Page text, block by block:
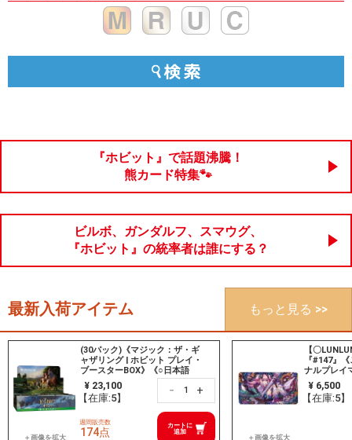
『ホビット』で話題沸騰！
熊カード特集🐾
ビルボ、ガンダルフ、スマウグ、
『ホビット』の統率者は誰にする？
最新入荷アイテム もっと見る >>
(30パック)《マジック：ザ・ギ
ャザリング | ホビット プレイ・
ブースターBOX》《○日本語
版》[HOB]
¥ 23,100
【在庫:5】
－ +
カートに
追加
週間販売数
174点
【〇
『#147』
ナルプレイ
版）》
¥ 6,500
【在庫:5】